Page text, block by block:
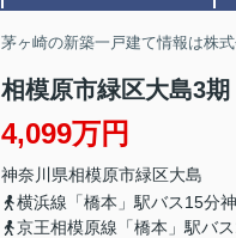
茅ヶ崎の新築一戸建て情報は株
相模原市緑区大島3
4,099万円
神奈川県相模原市緑区大島
横浜線「橋本」駅バス15分
京王相模原線「橋本」駅バ